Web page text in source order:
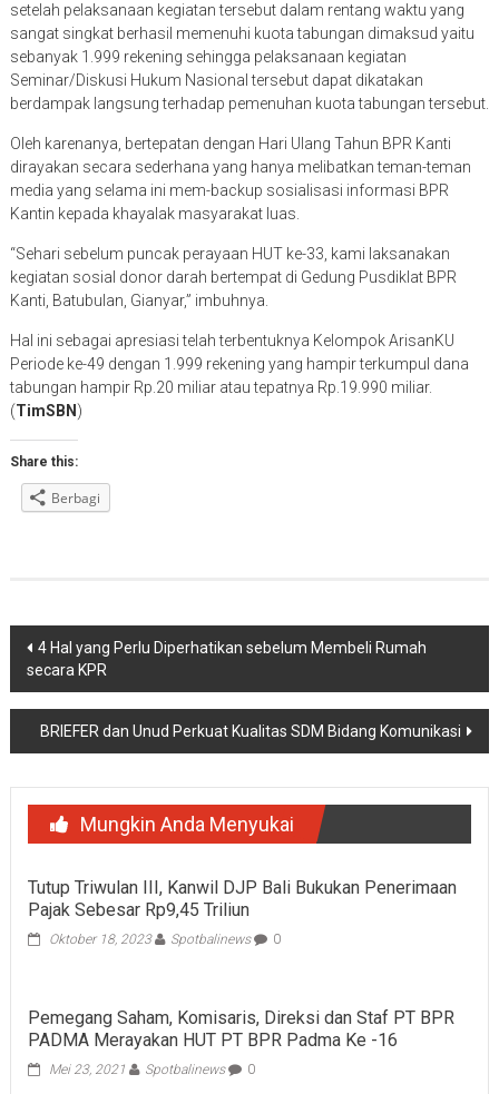
setelah pelaksanaan kegiatan tersebut dalam rentang waktu yang
sangat singkat berhasil memenuhi kuota tabungan dimaksud yaitu
sebanyak 1.999 rekening sehingga pelaksanaan kegiatan
Seminar/Diskusi Hukum Nasional tersebut dapat dikatakan
berdampak langsung terhadap pemenuhan kuota tabungan tersebut.
Oleh karenanya, bertepatan dengan Hari Ulang Tahun BPR Kanti
dirayakan secara sederhana yang hanya melibatkan teman-teman
media yang selama ini mem-backup sosialisasi informasi BPR
Kantin kepada khayalak masyarakat luas.
“Sehari sebelum puncak perayaan HUT ke-33, kami laksanakan
kegiatan sosial donor darah bertempat di Gedung Pusdiklat BPR
Kanti, Batubulan, Gianyar,” imbuhnya.
Hal ini sebagai apresiasi telah terbentuknya Kelompok ArisanKU
Periode ke-49 dengan 1.999 rekening yang hampir terkumpul dana
tabungan hampir Rp.20 miliar atau tepatnya Rp.19.990 miliar.
(TimSBN )
Share this:
Berbagi
Navigasi
pos
4 Hal yang Perlu Diperhatikan sebelum Membeli Rumah
secara KPR
BRIEFER dan Unud Perkuat Kualitas SDM Bidang Komunikasi
Mungkin Anda Menyukai
Tutup Triwulan III, Kanwil DJP Bali Bukukan Penerimaan
Pajak Sebesar Rp9,45 Triliun
Oktober 18, 2023 Spotbalinews 0
Pemegang Saham, Komisaris, Direksi dan Staf PT BPR
PADMA Merayakan HUT PT BPR Padma Ke -16
Mei 23, 2021 Spotbalinews 0